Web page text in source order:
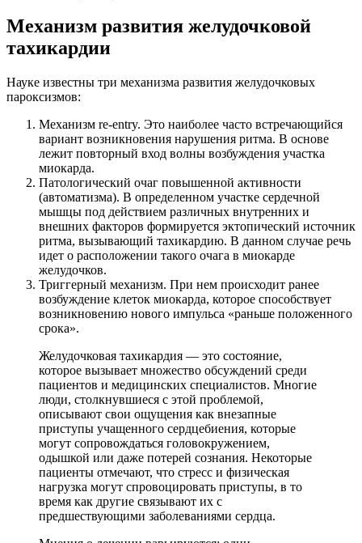
Механизм развития желудочковой
тахикардии
Науке известны три механизма развития желудочковых
пароксизмов:
Механизм re-entry. Это наиболее часто встречающийся
вариант возникновения нарушения ритма. В основе
лежит повторный вход волны возбуждения участка
миокарда.
Патологический очаг повышенной активности
(автоматизма). В определенном участке сердечной
мышцы под действием различных внутренних и
внешних факторов формируется эктопический источник
ритма, вызывающий тахикардию. В данном случае речь
идет о расположении такого очага в миокарде
желудочков.
Триггерный механизм. При нем происходит ранее
возбуждение клеток миокарда, которое способствует
возникновению нового импульса «раньше положенного
срока».
Желудочковая тахикардия — это состояние,
которое вызывает множество обсуждений среди
пациентов и медицинских специалистов. Многие
люди, столкнувшиеся с этой проблемой,
описывают свои ощущения как внезапные
приступы учащенного сердцебиения, которые
могут сопровождаться головокружением,
одышкой или даже потерей сознания. Некоторые
пациенты отмечают, что стресс и физическая
нагрузка могут спровоцировать приступы, в то
время как другие связывают их с
предшествующими заболеваниями сердца.